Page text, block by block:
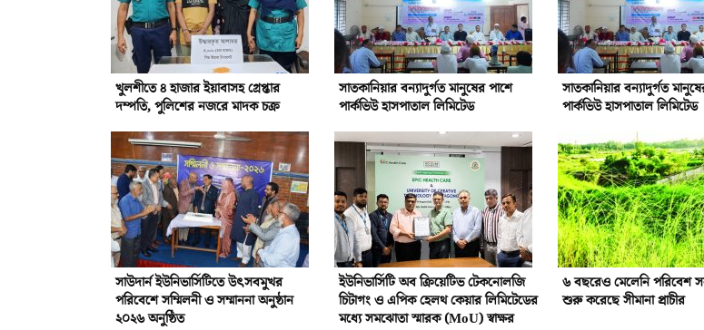
খুলশীতে ৪ হাজার ইয়াবাসহ গ্রেপ্তার
দম্পতি, পুলিশের নজরে মাদক চক্র
সাতকানিয়ার বন্যাদুর্গত মানুষের পাশে
পার্কভিউ হাসপাতাল লিমিটেড
সাতকানিয়ার বন্যাদুর্গত
পার্কভিউ হাসপাতাল লিমিটেড
সাউদার্ন ইউনিভার্সিটিতে উৎসবমুখর
পরিবেশে সম্মিলনী ও সম্মাননা অনুষ্ঠান
২০২৬ অনুষ্ঠিত
ইউনিভার্সিটি অব ক্রিয়েটিভ টেকনোলজি
চিটাগং ও এপিক হেলথ কেয়ার লিমিটেডের
মধ্যে সমঝোতা স্মারক (MoU) স্বাক্ষর
৬ বছরেও মেলেনি পরিবেশ
শুরু করেছে সীমানা প্রাচীর